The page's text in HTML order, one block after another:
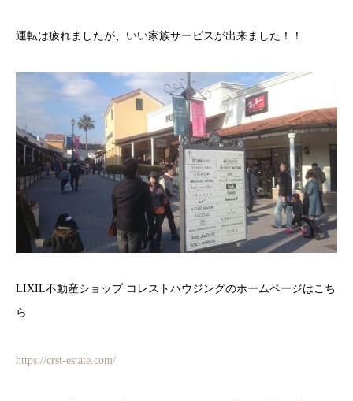
運転は疲れましたが、いい家族サービスが出来ました！！
LIXIL不動産ショップ コレストハウジングのホームページはこち
ら
https://crst-estate.com/